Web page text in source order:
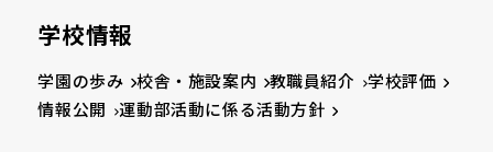
学校情報
学園の歩み 校舎・施設案内 教職員紹介
学校評価
情報公開
運動部活動に係る活動方針